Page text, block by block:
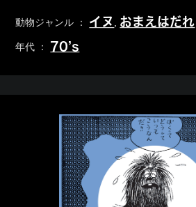
動物ジャンル ： イヌ おまえはだれ
年代 ： 70’s